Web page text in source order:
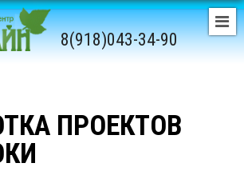
8(918)043-34-90
ПРОЕКТОВ